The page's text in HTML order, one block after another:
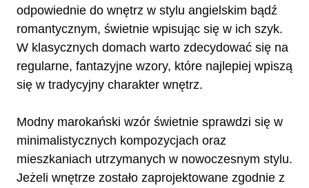
odpowiednie do wnętrz w stylu angielskim bądź
romantycznym, świetnie wpisując się w ich szyk.
W klasycznych domach warto zdecydować się na
regularne, fantazyjne wzory, które najlepiej wpiszą
się w tradycyjny charakter wnętrz.
Modny marokański wzór świetnie sprawdzi się w
minimalistycznych kompozycjach oraz
mieszkaniach utrzymanych w nowoczesnym stylu.
Jeżeli wnętrze zostało zaprojektowane zgodnie z